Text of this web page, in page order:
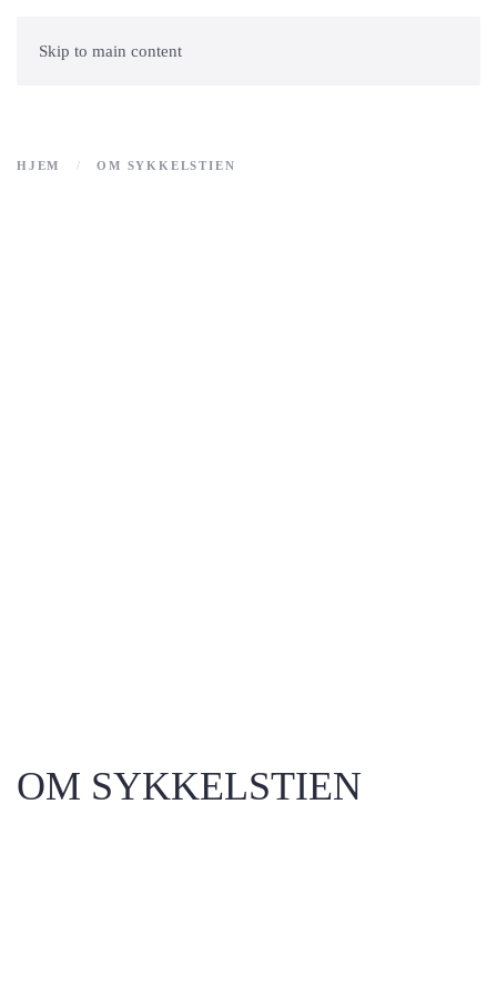
Skip to main content
HJEM OM SYKKELSTIEN
OM SYKKELSTIEN